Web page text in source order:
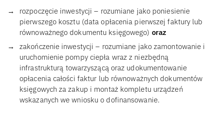
rozpoczęcie inwestycji – rozumiane jako poniesienie
pierwszego kosztu (data opłacenia pierwszej faktury lub
równoważnego dokumentu księgowego) oraz
zakończenie inwestycji – rozumiane jako zamontowanie i
uruchomienie pompy ciepła wraz z niezbędną
infrastrukturą towarzyszącą oraz udokumentowanie
opłacenia całości faktur lub równoważnych dokumentów
księgowych za zakup i montaż kompletu urządzeń
wskazanych we wniosku o dofinansowanie.